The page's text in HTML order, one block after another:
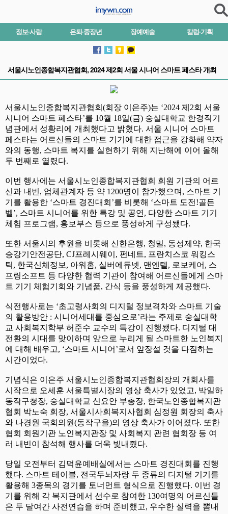
정보·사람 은퇴·중장년 장예예술 칼럼·기획
서울시노인종합복지관협회, 2024 제2회 서울 시니어 스마트 페스타 개최